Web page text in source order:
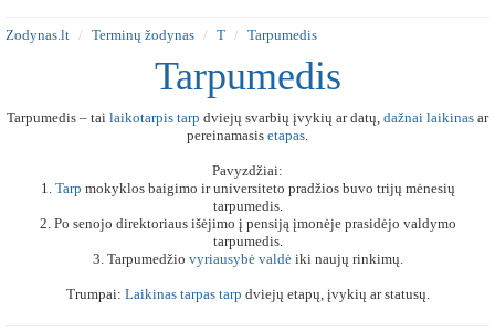
Zodynas.lt Terminų žodynas T Tarpumedis
Tarpumedis
Tarpumedis – tai laikotarpis tarp dviejų svarbių įvykių ar datų, dažnai laikinas ar
pereinamasis etapas.
Pavyzdžiai:
1. Tarp mokyklos baigimo ir universiteto pradžios buvo trijų mėnesių
tarpumedis.
2. Po senojo direktoriaus išėjimo į pensiją įmonėje prasidėjo valdymo
tarpumedis.
3. Tarpumedžio vyriausybė valdėiki naujų rinkimų.
Trumpai: Laikinas tarpas tarp dviejų etapų, įvykių ar statusų.